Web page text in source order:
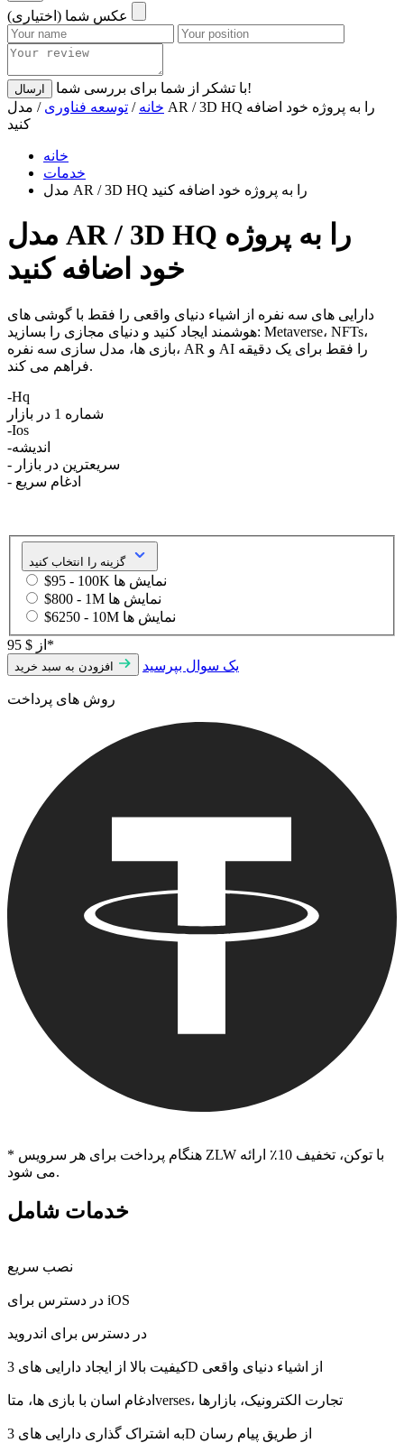
ارسال
با تشکر از شما برای بررسی شما!
خانه / توسعه فناوری / مدل AR / 3D HQ را به پروژه خود اضافه
کنید
خانه
خدمات
مدل AR / 3D HQ را به پروژه خود اضافه کنید
مدل AR / 3D HQ را به پروژه
خود اضافه کنید
دارایی های سه نفره از اشیاء دنیای واقعی را فقط با گوشی های
هوشمند ایجاد کنید و دنیای مجازی را بسازید: Metaverse، NFTs،
بازی ها، مدل سازی سه نفره، AR و AI را فقط برای یک دقیقه
فراهم می کند.
-Hq
شماره 1 در بازار
-Ios
-اندیشه
- سریعترین در بازار
- ادغام سریع
گزینه را انتخاب کنید
$95 - 100K نمایش ها
$800 - 1M نمایش ها
$6250 - 10M نمایش ها
از $ 95*
یک سوال بپرسید
روش های پرداخت
* هنگام پرداخت برای هر سرویس ZLW با توکن، تخفیف 10٪ ارائه
می شود.
خدمات شامل
نصب سریع
در دسترس برای iOS
در دسترس برای اندروید
کیفیت بالا از ایجاد دارایی های 3D از اشیاء دنیای واقعی
ادغام اسان با بازی ها، متاverses، تجارت الکترونیک، بازارها
به اشتراک گذاری دارایی های 3D از طریق پیام رسان